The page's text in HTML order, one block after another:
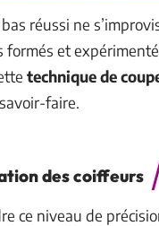
réussi ne
formés et
technique de
faire.
des coiffeurs
ce niveau de